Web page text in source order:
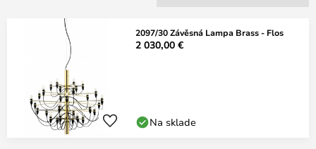
2097/30 Závěsná Lampa Brass - Flos
2 030,00 €
Na sklade